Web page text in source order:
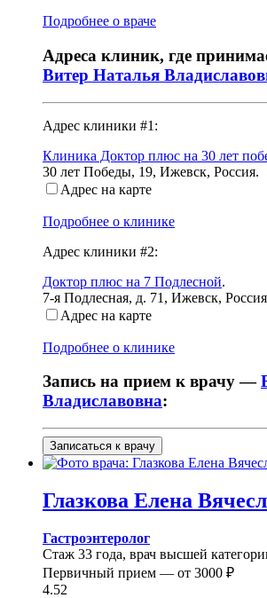
Подробнее о враче
Адреса клиник, где
Витер Наталья
Адрес клиники #1:
Клиника Доктор плюс на 30 лет
30 лет Победы, 19, Ижевск, Россия.
Адрес на карте
Подробнее о клинике
Адрес клиники #2:
Доктор плюс на 7 Подлесной.
7-я Подлесная, д. 71 , Ижевск, Россия
Адрес на карте
Подробнее о клинике
Запись на прием к врачу —
Владиславовна:
Записаться к врачу
Глазкова Елена
Гастроэнтеролог
Стаж 33 года, врач высшей
Первичный прием — от 3000 ₽
4.52